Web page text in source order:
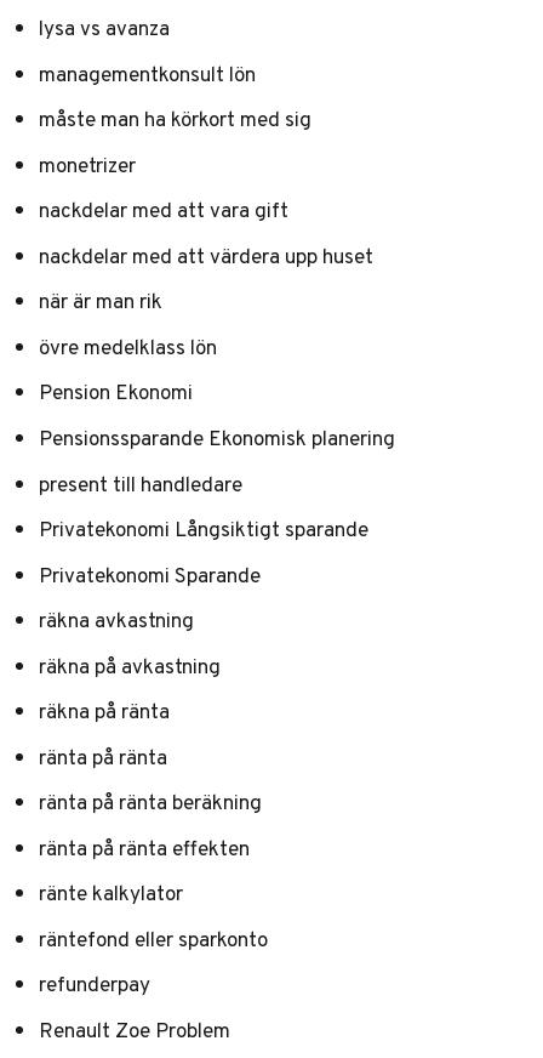
lysa vs avanza
managementkonsult lön
måste man ha körkort med sig
monetrizer
nackdelar med att vara gift
nackdelar med att värdera upp huset
när är man rik
övre medelklass lön
Pension Ekonomi
Pensionssparande Ekonomisk planering
present till handledare
Privatekonomi Långsiktigt sparande
Privatekonomi Sparande
räkna avkastning
räkna på avkastning
räkna på ränta
ränta på ränta
ränta på ränta beräkning
ränta på ränta effekten
ränte kalkylator
räntefond eller sparkonto
refunderpay
Renault Zoe Problem